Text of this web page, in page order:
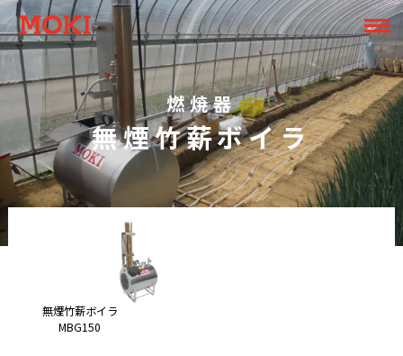
燃焼器
無煙竹薪ボイラ
無煙竹薪ボイラ
MBG150